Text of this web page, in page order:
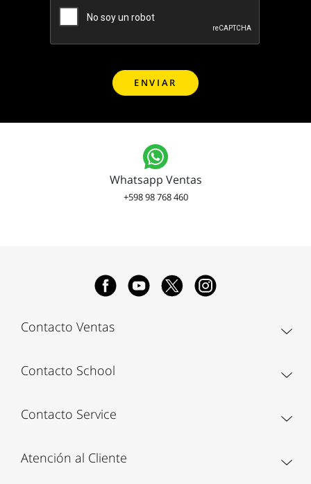
Whatsapp Ventas
+598 98 768 460
Contacto Ventas
Contacto School
Contacto Service
Atención al Cliente